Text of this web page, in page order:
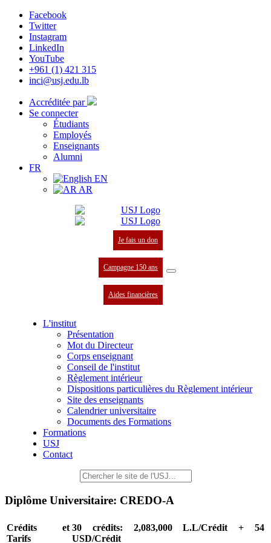
Facebook
Twitter
Instagram
LinkedIn
YouTube
+961 (1) 421 315
inci@usj.edu.lb
Accréditée par
Se connecter
Étudiants
Employés
Enseignants
Alumni
FR
EN
AR
Je fais un don
Campagne 150 ans
Aides financières
L'institut
Présentation
Mot du Directeur
Corps enseignant
Conseil de l'institut
Règlement intérieur
Dispositions particulières du Règlement intérieur
Site des enseignants
Calendrier universitaire
Documents des Formations
Formations
USJ
Contact
Diplôme Universitaire: CREDO-A
Crédits et
Tarifs
30 crédits: 2,083,000 L.L/Crédit + 54
USD/Crédit